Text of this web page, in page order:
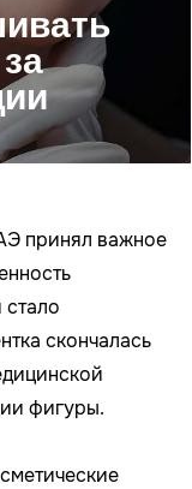
принял важное
скончалась
фигуры.